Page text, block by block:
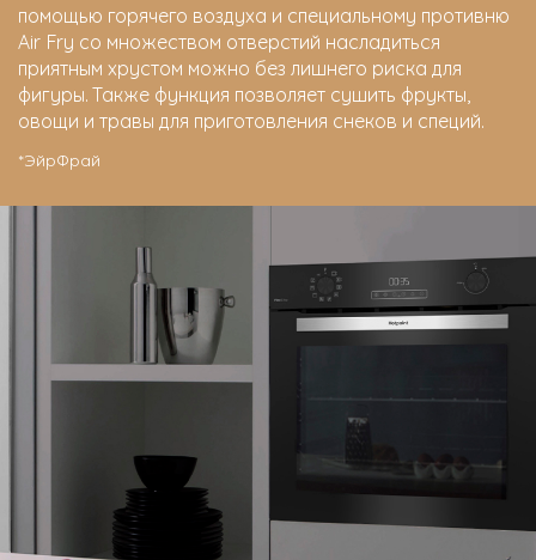
помощью горячего воздуха и специальному противню
Air Fry co множеством отверстий насладиться
приятным хрустом можно без лишнего риска для
фигуры. Также функция позволяет сушить фрукты,
овощи и травы для приготовления снеков и специй.
*ЭйрФрай